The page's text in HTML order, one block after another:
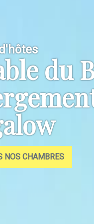
du
NOS CHAMBRES